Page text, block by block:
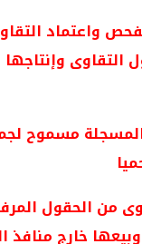
لفحص واعتماد
التقاوى
مسموح
من الحقول
خارج منافذ